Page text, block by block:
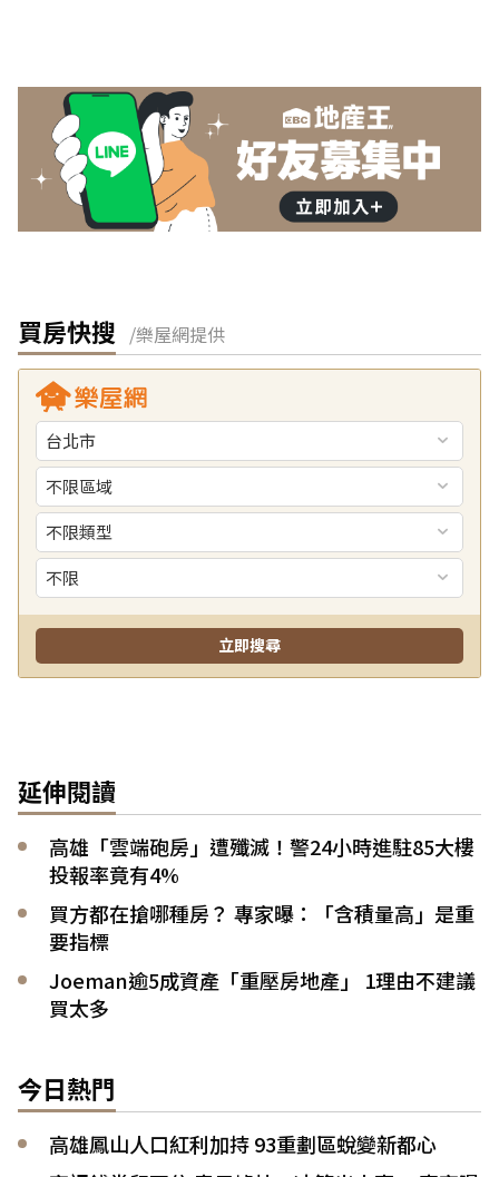
買房快搜 /樂屋網提供
延伸閱讀
高雄「雲端砲房」遭殲滅！警24小時進駐85大樓
投報率竟有4%
買方都在搶哪種房？ 專家曝：「含積量高」是重
要指標
Joeman逾5成資產「重壓房地產」 1理由不建議
買太多
今日熱門
高雄鳳山人口紅利加持 93重劃區蛻變新都心